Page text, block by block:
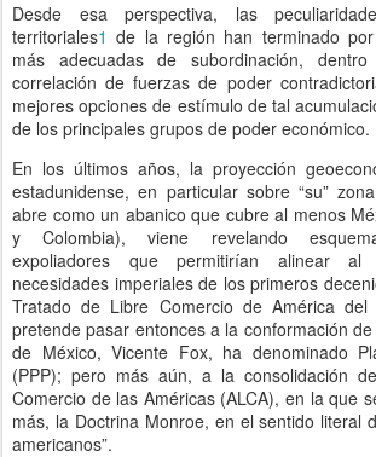
Desde esa perspectiva, las
territoriales1 de la región han terminado
más adecuadas de subordinación,
correlación de fuerzas de poder
mejores opciones de estímulo de tal
de los principales grupos de poder económico.
En los últimos años, la proyección
estadunidense, en particular sobre “su”
abre como un abanico que cubre al menos
y Colombia), viene revelando
expoliadores que permitirían alinear
necesidades imperiales de los primeros
Tratado de Libre Comercio de América del
pretende pasar entonces a la conformación
de México, Vicente Fox, ha denominado
(PPP); pero más aún, a la consolidación
Comercio de las Américas (ALCA), en la que
más, la Doctrina Monroe, en el sentido literal
americanos”.